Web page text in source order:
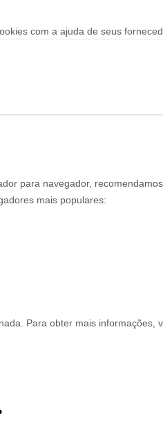
com a ajuda de seus
para navegador,
mais populares:
Para obter mais informações,